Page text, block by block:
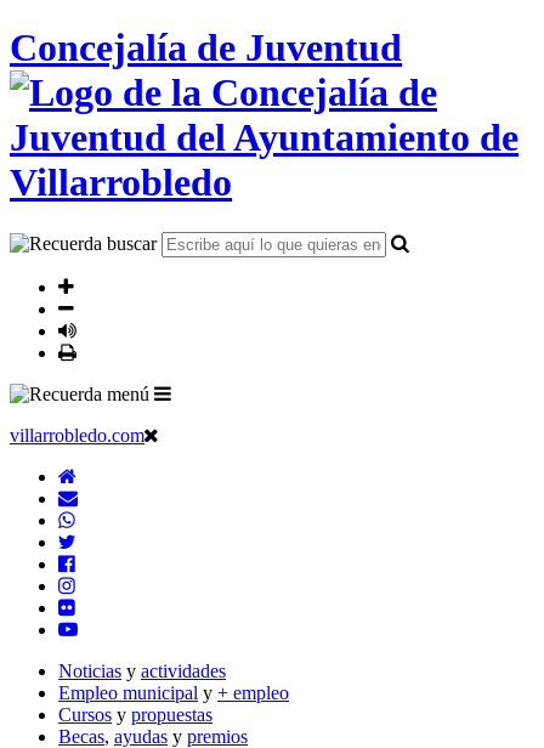
Concejalía de Juventud
villarrobledo.com
Noticias y actividades
Empleo municipal y + empleo
Cursos y propuestas
Becas, ayudas y premios